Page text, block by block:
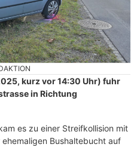
kurz vor 14:30 Uhr) fuhr
in Richtung
es zu einer Streifkollision mit
Bushaltebucht auf